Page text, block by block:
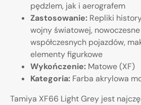
pędzlem, jak i aerografem
Zastosowanie: Repliki
wojny światowej,
współczesnych pojazdów,
elementy figurkowe
Wykończenie: Matowe (XF)
Kategoria: Farba akrylowa
Tamiya XF66 Light Grey jest